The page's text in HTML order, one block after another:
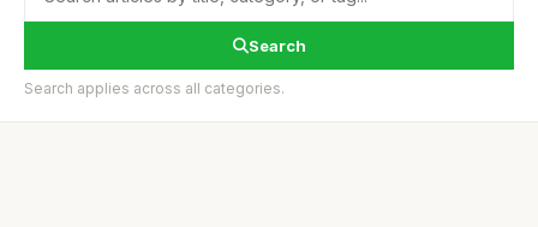
Search
Search applies across all categories.